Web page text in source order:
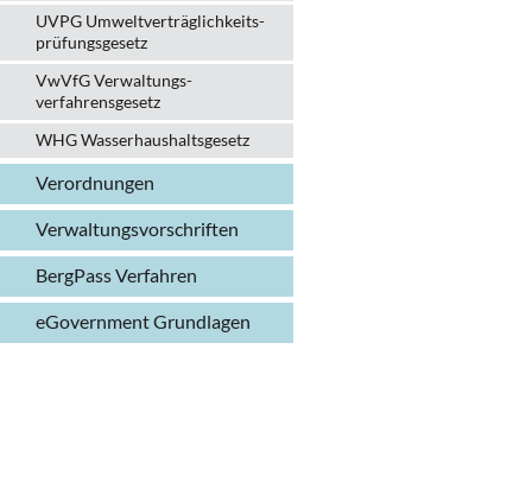
UVPG Umweltverträglich­keits­
prüfungs­gesetz
VwVfG Verwaltungs­
verfahrens­gesetz
WHG Wasserhaushalts­gesetz
Verordnungen
Verwaltungs­vorschriften
BergPass Verfahren
eGovernment Grundlagen